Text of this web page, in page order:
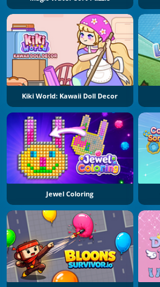
Kiki World: Kawaii Doll Decor
Jewel Coloring